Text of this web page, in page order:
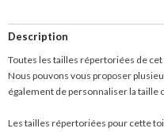
Description
Toutes les tailles répertoriées de
Nous pouvons vous proposer
également de personnaliser la taille
Les tailles répertoriées pour cette